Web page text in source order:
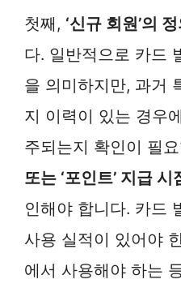
첫째, ‘신규 회원’의
다. 일반적으로 카드
을 의미하지만, 과거
지 이력이 있는 경우
주되는지 확인이 필
또는 ‘포인트’ 지급 시
인해야 합니다. 카드
사용 실적이 있어야
에서 사용해야 하는